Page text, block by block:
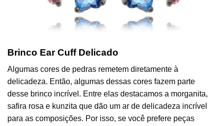
Brinco Ear Cuff Delicado
Algumas cores de pedras remetem diretamente à
delicadeza. Então, algumas dessas cores fazem parte
desse brinco incrível. Entre elas destacamos a morganita,
safira rosa e kunzita que dão um ar de delicadeza incrível
para as composições. Por isso, se você prefere peças